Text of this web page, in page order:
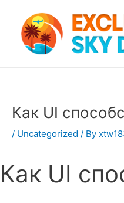
content
Как UI
/ Uncategorized / By
Как UI